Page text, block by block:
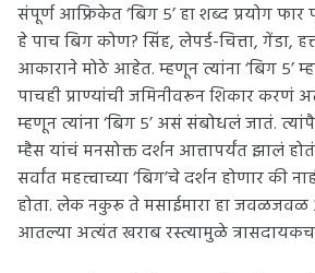
संपूर्ण आफ्रिकेत ‘बिग ५’ हा शब्द प्रयोग फार
हे पाच बिग कोण? सिंह, लेपर्ड-चित्ता, गेंडा,
आकाराने मोठे आहेत. म्हणून त्यांना ‘बिग ५’
पाचही प्राण्यांची जमिनीवरून शिकार
म्हणून त्यांना ‘बिग ५’ असं संबोधलं जातं.
म्हैस यांचं मनसोक्त दर्शन आत्तापर्यंत झालं
सर्वांत महत्त्वाच्या ‘बिग’चे दर्शन होणार की
होता. लेक नकुरू ते मसाईमारा हा जवळजवळ
आतल्या अत्यंत खराब रस्त्यामुळे